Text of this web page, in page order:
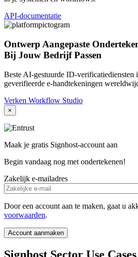
API-documentatie
Ontwerp Aangepaste
Bij Jouw Bedrijf Passen
Beste AI-gestuurde ID-verificatiediensten
geverifieerde e-handtekeningen
Verken Workflow Studio
×
Maak je gratis Signhost-account aan
Begin vandaag nog met ondertekenen!
Zakelijk e-mailadres
Door een account aan te maken, gaat u
voorwaarden.
Signhost Sector Use